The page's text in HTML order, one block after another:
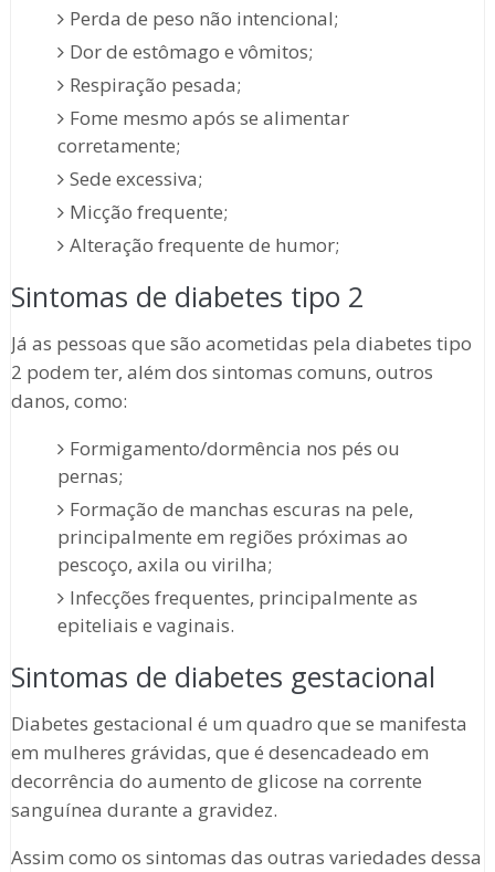
Perda de peso não intencional;
Dor de estômago e vômitos;
Respiração pesada;
Fome mesmo após se alimentar
corretamente;
Sede excessiva;
Micção frequente;
Alteração frequente de humor;
Sintomas de diabetes tipo 2
Já as pessoas que são acometidas pela diabetes tipo
2 podem ter, além dos sintomas comuns, outros
danos, como:
Formigamento/dormência nos pés ou
pernas;
Formação de manchas escuras na pele,
principalmente em regiões próximas ao
pescoço, axila ou virilha;
Infecções frequentes, principalmente as
epiteliais e vaginais.
Sintomas de diabetes gestacional
Diabetes gestacional é um quadro que se manifesta
em mulheres grávidas, que é desencadeado em
decorrência do aumento de glicose na corrente
sanguínea durante a gravidez.
Assim como os sintomas das outras variedades dessa